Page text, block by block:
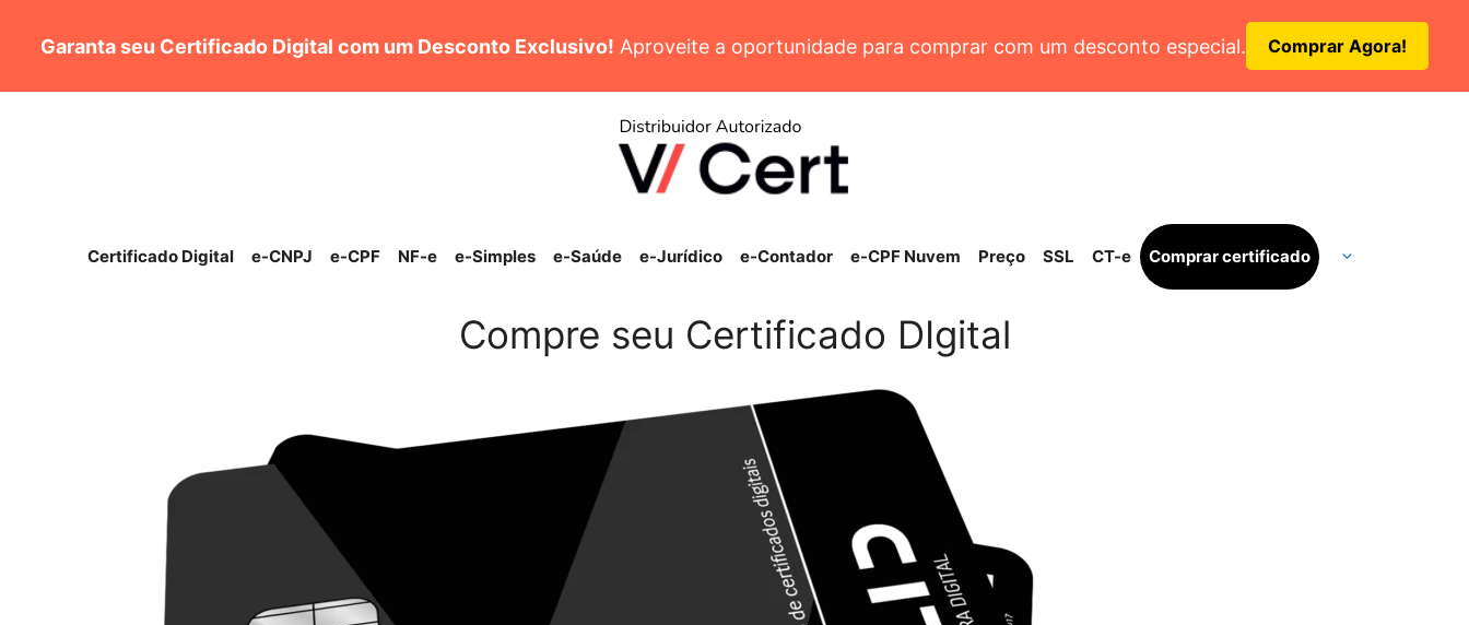
conteúdo
Garanta seu Certificado Digital com um Desconto Exclusivo! Aproveite a oportunidade para comprar com um desconto especial. Comprar Agora!
Certificado Digital e-CNPJ e-CPF NF-e e-Simples e-Saúde e-Jurídico e-Contador e-CPF Nuvem Preço SSL CT-e Comprar certificado
Compre seu Certificado DIgital